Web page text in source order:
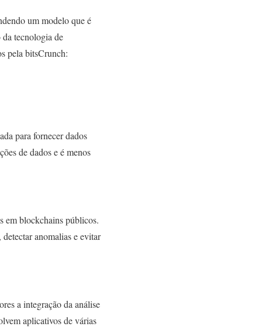
um modelo que é
tecnologia de
pela bitsCrunch:
para fornecer dados
de dados e é menos
em blockchains públicos.
anomalias e evitar
a integração da análise
aplicativos de várias